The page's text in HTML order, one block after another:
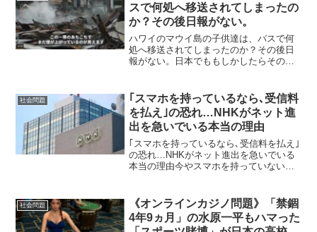
スで何処へ移送されてしまったの
か？その後日報がない。
ハワイのマウイ島の子供達は、バスで何
処へ移送されてしまったのか？その後日
報がない。日本でももしかしたらその手
子どもを親から引き離そうとするのか。
このような時だからこそ家族...
社会問題
｢スマホを持っているなら､受信料
を払え｣の恐れ…NHKがネット進
出を急いでいる本当の理由
｢スマホを持っているなら､受信料を払え｣
の恐れ…NHKがネット進出を急いでいる
本当の理由今やスマホを持っていない人
『NHK受信料の研究』（新潮新書）の著
書がある早稲田大学...
社会問題
《オンラインカジノ問題》「禁錮
4年9ヵ月」の水原一平もハマった